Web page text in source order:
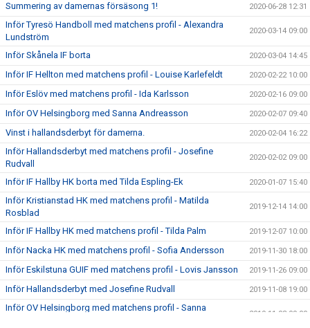
Summering av damernas försäsong 1! 2020-06-28 12:31
Inför Tyresö Handboll med matchens profil - Alexandra
Lundström
2020-03-14 09:00
Inför Skånela IF borta 2020-03-04 14:45
Inför IF Hellton med matchens profil - Louise Karlefeldt 2020-02-22 10:00
Inför Eslöv med matchens profil - Ida Karlsson 2020-02-16 09:00
Inför OV Helsingborg med Sanna Andreasson 2020-02-07 09:40
Vinst i hallandsderbyt för damerna. 2020-02-04 16:22
Inför Hallandsderbyt med matchens profil - Josefine
Rudvall
2020-02-02 09:00
Inför IF Hallby HK borta med Tilda Espling-Ek 2020-01-07 15:40
Inför Kristianstad HK med matchens profil - Matilda
Rosblad
2019-12-14 14:00
Inför IF Hallby HK med matchens profil - Tilda Palm 2019-12-07 10:00
Inför Nacka HK med matchens profil - Sofia Andersson 2019-11-30 18:00
Inför Eskilstuna GUIF med matchens profil - Lovis Jansson 2019-11-26 09:00
Inför Hallandsderbyt med Josefine Rudvall 2019-11-08 19:00
Inför OV Helsingborg med matchens profil - Sanna
2019-11-03 09:00